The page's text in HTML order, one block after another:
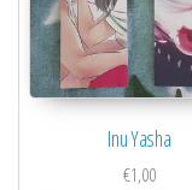
Inu Yasha
€1,00